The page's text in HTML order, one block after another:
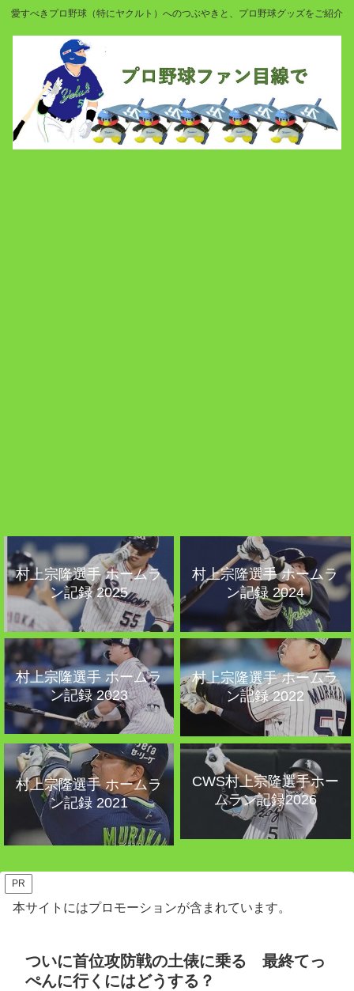
愛すべきプロ野球（特にヤクルト）へのつぶやきと、プロ野球グッズをご紹介
村上宗隆選手 ホームラ
ン記録 2025
村上宗隆選手 ホームラ
ン記録 2024
村上宗隆選手 ホームラ
ン記録 2023
村上宗隆選手 ホームラ
ン記録 2022
村上宗隆選手 ホームラ
ン記録 2021
CWS村上宗隆選手ホー
ムラン記録2026
PR
本サイトにはプロモーションが含まれています。
ついに首位攻防戦の土俵に乗る 最終てっ
ぺんに行くにはどうする？